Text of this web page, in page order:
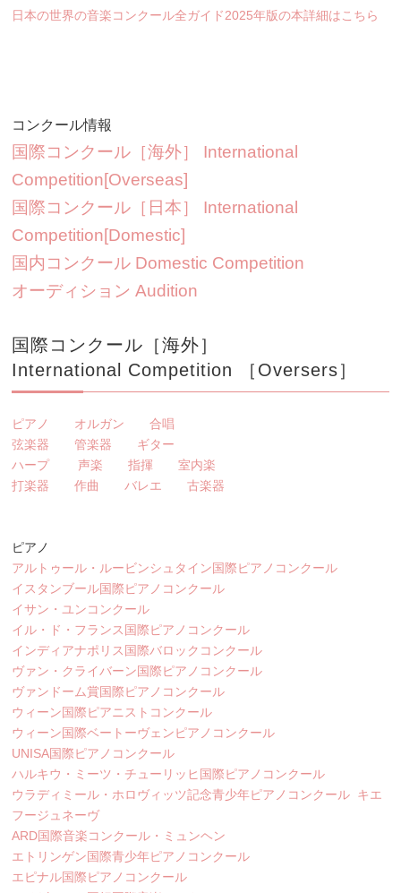
日本の世界の音楽コンクール全ガイド2025年版の本詳細はこちら
コンクール情報
国際コンクール［海外］ International
Competition[Overseas]
国際コンクール［日本］ International
Competition[Domestic]
国内コンクール Domestic Competition
オーディション Audition
国際コンクール［海外］
International Competition ［Oversers］
ピアノ オルガン
合唱
弦楽器
管楽器
ギター
ハープ
声楽 指揮
室内楽
打楽器
作曲 バレエ 古楽器
ピアノ
アルトゥール・ルービンシュタイン国際ピアノコンクール
イスタンブール国際ピアノコンクール
イサン・ユンコンクール
イル・ド・フランス国際ピアノコンクール
インディアナポリス国際バロックコンクール
ヴァン・クライバーン国際ピアノコンクール
ヴァンドーム賞国際ピアノコンクール
ウィーン国際ピアニストコンクール
ウィーン国際ベートーヴェンピアノコンクール
UNISA国際ピアノコンクール
ハルキウ・ミーツ・チューリッヒ国際ピアノコンクール
ウラディミール・ホロヴィッツ記念青少年ピアノコンクール キエ
フージュネーヴ
ARD国際音楽コンクール・ミュンヘン
エトリンゲン国際青少年ピアノコンクール
エピナル国際ピアノコンクール